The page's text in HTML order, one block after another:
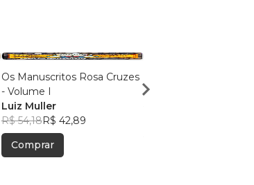
Os Manuscritos Rosa Cruzes
- Volume I
Luiz Muller
R$ 54,18R$ 42,89
Comprar
Clinton Ramachotte